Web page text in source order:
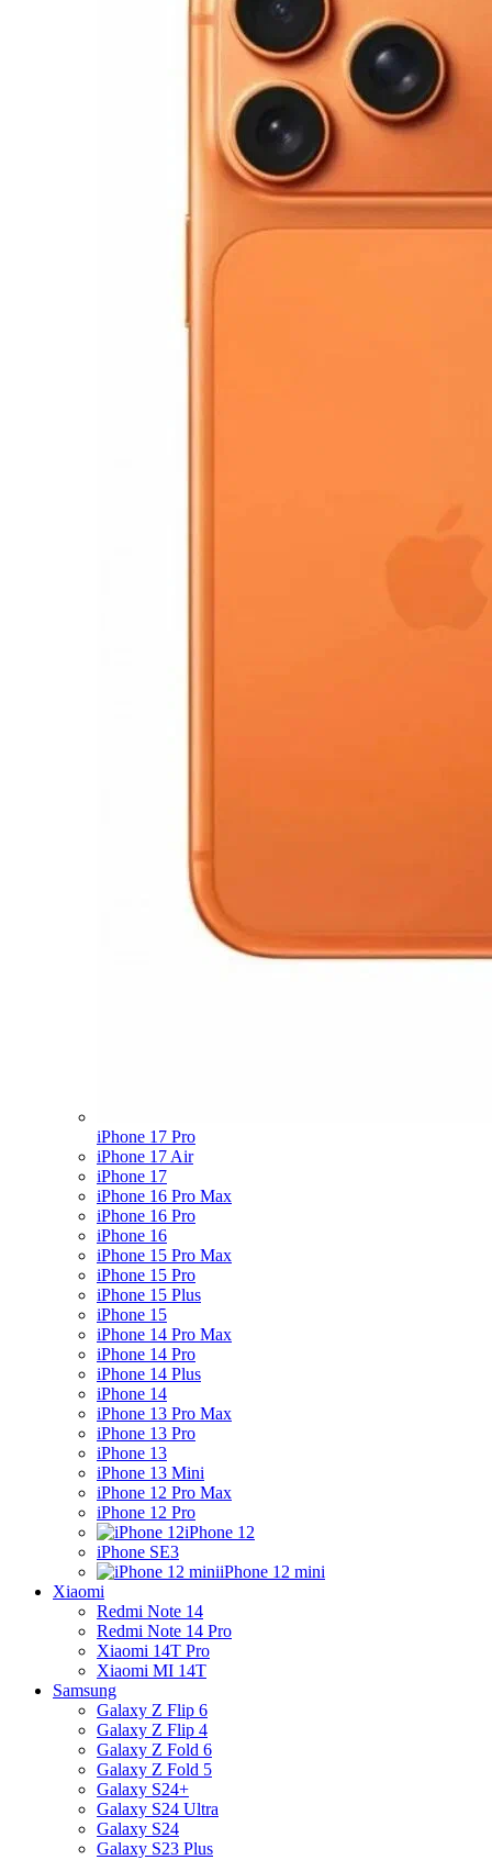
iPhone 17 Pro
iPhone 17 Air
iPhone 17
iPhone 16 Pro Max
iPhone 16 Pro
iPhone 16
iPhone 15 Pro Max
iPhone 15 Pro
iPhone 15 Plus
iPhone 15
iPhone 14 Pro Max
iPhone 14 Pro
iPhone 14 Plus
iPhone 14
iPhone 13 Pro Max
iPhone 13 Pro
iPhone 13
iPhone 13 Mini
iPhone 12 Pro Max
iPhone 12 Pro
iPhone 12
iPhone SE3
iPhone 12 mini
Xiaomi
Redmi Note 14
Redmi Note 14 Pro
Xiaomi 14T Pro
Xiaomi MI 14T
Samsung
Galaxy Z Flip 6
Galaxy Z Flip 4
Galaxy Z Fold 6
Galaxy Z Fold 5
Galaxy S24+
Galaxy S24 Ultra
Galaxy S24
Galaxy S23 Plus